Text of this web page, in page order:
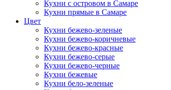
Кухни с островом в Самаре
Кухни прямые в Самаре
Цвет
Кухни бежево-зеленые
Кухни бежево-коричневые
Кухни бежево-красные
Кухни бежево-серые
Кухни бежево-черные
Кухни бежевые
Кухни бело-зеленые